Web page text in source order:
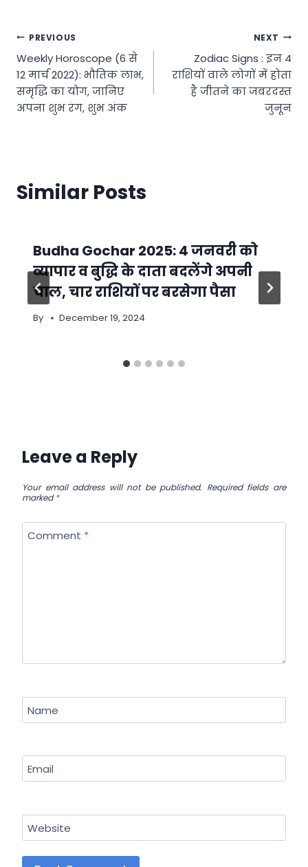
Post
navigation
PREVIOUS
Weekly Horoscope (6 से
12 मार्च 2022): भौतिक लाभ,
समृद्धि का योग, जानिए
अपना शुभ रंग, शुभ अंक
NEXT
Zodiac Signs : इन 4
राशियों वाले लोगों में होता
है जीतने का जबरदस्त
जुनून
Similar Posts
Budha Gochar 2025: 4 जनवरी को
व्यापार व बुद्धि के दाता बदलेंगे अपनी
चाल, चार राशियों पर बरसेगा पैसा
By December 19, 2024
Leave a Reply
Your email address will not be published. Required fields are
marked*
Comment *
Name
Email
Website